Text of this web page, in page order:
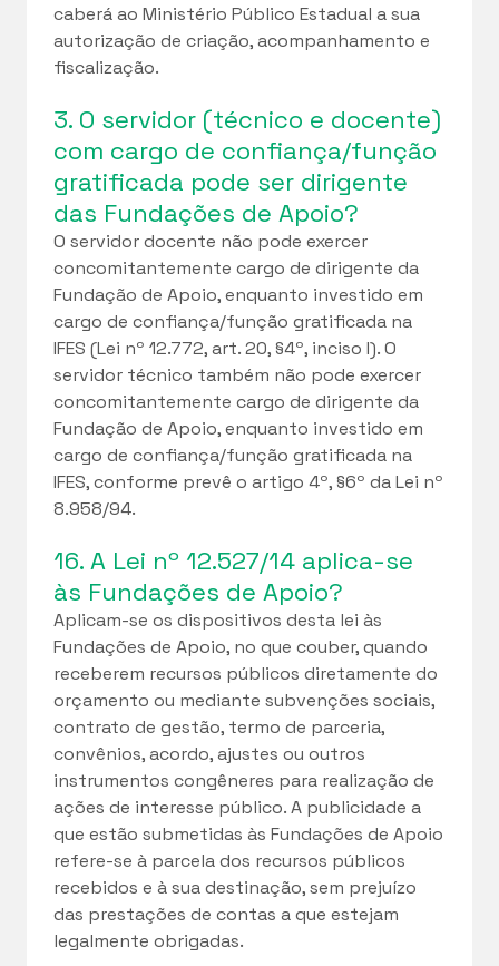
caberá ao Ministério Público Estadual a sua
autorização de criação, acompanhamento e
fiscalização.
3. O servidor (técnico e docente)
com cargo de confiança/função
gratificada pode ser dirigente
das Fundações de Apoio?
O servidor docente não pode exercer
concomitantemente cargo de dirigente da
Fundação de Apoio, enquanto investido em
cargo de confiança/função gratificada na
IFES (Lei nº 12.772, art. 20, §4º, inciso I). O
servidor técnico também não pode exercer
concomitantemente cargo de dirigente da
Fundação de Apoio, enquanto investido em
cargo de confiança/função gratificada na
IFES, conforme prevê o artigo 4º, §6º da Lei nº
8.958/94.
16. A Lei nº 12.527/14 aplica-se
às Fundações de Apoio?
Aplicam-se os dispositivos desta lei às
Fundações de Apoio, no que couber, quando
receberem recursos públicos diretamente do
orçamento ou mediante subvenções sociais,
contrato de gestão, termo de parceria,
convênios, acordo, ajustes ou outros
instrumentos congêneres para realização de
ações de interesse público. A publicidade a
que estão submetidas às Fundações de Apoio
refere-se à parcela dos recursos públicos
recebidos e à sua destinação, sem prejuízo
das prestações de contas a que estejam
legalmente obrigadas.